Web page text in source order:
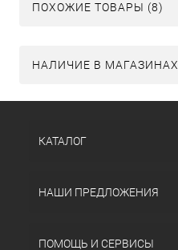
ПОХОЖИЕ ТОВАРЫ (8)
НАЛИЧИЕ В МАГАЗИНАХ
КАТАЛОГ
НАШИ ПРЕДЛОЖЕНИЯ
ПОМОЩЬ И СЕРВИСЫ